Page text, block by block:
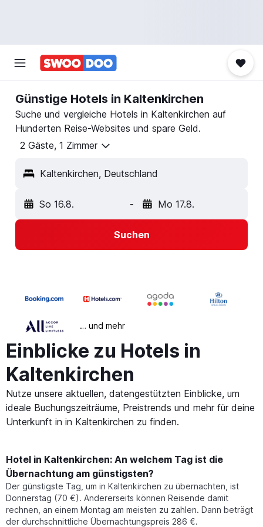
Günstige Hotels in Kaltenkirchen
Suche und vergleiche Hotels in Kaltenkirchen auf
Hunderten Reise-Websites und spare Geld.
2 Gäste, 1 Zimmer
Kaltenkirchen, Deutschland
So 16.8. - Mo 17.8.
Suchen
… und mehr
Einblicke zu Hotels in
Kaltenkirchen
Nutze unsere aktuellen, datengestützten Einblicke, um
ideale Buchungszeiträume, Preistrends und mehr für deine
Unterkunft in in Kaltenkirchen zu finden.
Hotel in Kaltenkirchen: An welchem Tag ist die
Übernachtung am günstigsten?
Der günstigste Tag, um in Kaltenkirchen zu übernachten, ist
Donnerstag (70 €). Andererseits können Reisende damit
rechnen, an einem Montag am meisten zu zahlen. Dann beträgt
der durchschnittliche Übernachtungspreis 286 €.